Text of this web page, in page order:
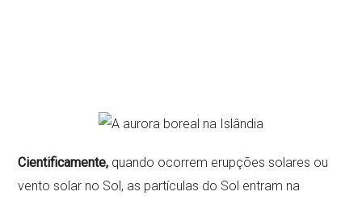
Cientificamente, quando ocorrem erupções solares ou
vento solar no Sol, as partículas do Sol entram na